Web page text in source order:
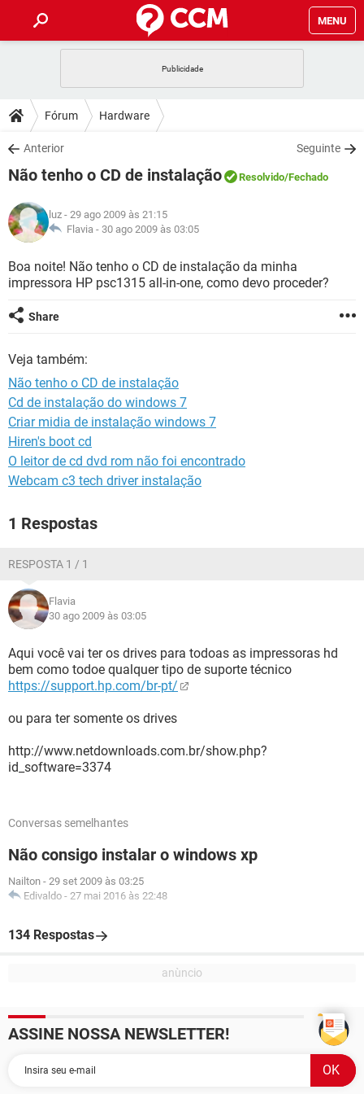
MENU
CELULAR
OUTLOOK
INSTAGRAM GMAIL
GUIA DE COMPRAS
DICAS
JOGOS
INSTAGRAM
GUIA DE COMPRAS
DOWNLOADS
JOGOS WHATSAPP
CELULAR
OUTLOOK EXCEL
INSTAGRAM GMAIL
GUIA DE COMPRAS
JOGOS
CELULAR
OUTLOOK EXCEL
GLOSSÁRIO
WHATSAPP
CELULAR FACEBOOK
OUTLOOK
GUIA DE COMPRAS
Fórum Hardware
Anterior Seguinte
Não tenho o CD de instalação Resolvido/Fechado
luz - 29 ago 2009 às 21:15
Flavia - 30 ago 2009 às 03:05
Boa noite! Não tenho o CD de instalação da minha
impressora HP psc1315 all-in-one, como devo proceder?
Share
Veja também:
Não tenho o CD de instalação
Cd de instalação do windows 7
Criar midia de instalação windows 7
Hiren's boot cd
O leitor de cd dvd rom não foi encontrado
Webcam c3 tech driver instalação
1 Respostas
RESPOSTA 1 / 1
Flavia
30 ago 2009 às 03:05
Aqui você vai ter os drives para todoas as impressoras hd
bem como todoe qualquer tipo de suporte técnico
https://support.hp.com/br-pt/
ou para ter somente os drives
http://www.netdownloads.com.br/show.php?
id_software=3374
Conversas semelhantes
Não consigo instalar o windows xp
Nailton - 29 set 2009 às 03:25
Edivaldo - 27 mai 2016 às 22:48
134 Respostas
ASSINE NOSSA NEWSLETTER!